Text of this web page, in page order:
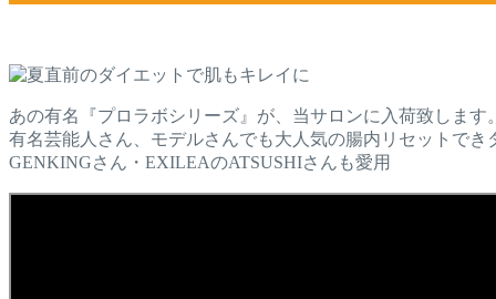
あの有名『プロラボシリーズ』が、当サロンに入荷致します。
有名芸能人さん、モデルさんでも大人気の腸内リセットでき
GENKINGさん・EXILEAのATSUSHIさんも愛用